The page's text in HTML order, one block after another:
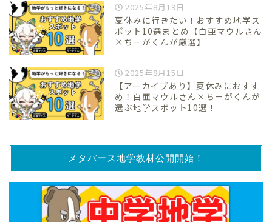
2025年8月19日
夏休みに行きたい！おすすめ地学ス
ポット10選まとめ【白亜マウルさん
×ちーがくんが厳選】
2025年8月15日
【アーカイブあり】夏休みにおすす
め！白亜マウルさん×ちーがくんが
選ぶ地学スポット10選！
メタバース地学教材公開開始！